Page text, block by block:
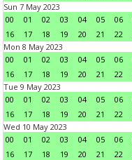
Sun 7 May 2023
00
01 02 03 04 05 06
16
17 18 19 20 21 22
Mon 8 May 2023
00
01 02 03 04 05 06
16
17 18 19 20 21 22
Tue 9 May 2023
00
01 02 03 04 05 06
16
17 18 19 20 21 22
Wed 10 May 2023
00
01 02 03 04 05 06
16
17 18 19 20 21 22